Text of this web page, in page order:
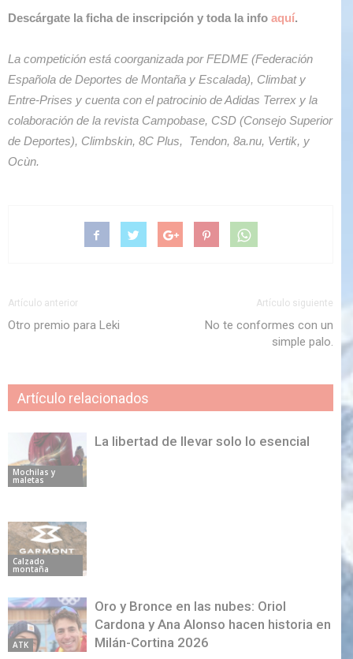
Descárgate la ficha de inscripción y toda la info aquí.
La competición está coorganizada por FEDME (Federación
Española de Deportes de Montaña y Escalada), Climbat y
Entre-Prises y cuenta con el patrocinio de Adidas Terrex y la
colaboración de la revista Campobase, CSD (Consejo Superior
de Deportes), Climbskin, 8C Plus, Tendon, 8a.nu, Vertik, y
Ocùn.
Artículo anterior
Otro premio para Leki
Artículo siguiente
No te conformes con un
simple palo.
Artículo relacionados
Mochilas y
maletas
La libertad de llevar solo lo esencial
Calzado
montaña
ATK
Oro y Bronce en las nubes: Oriol
Cardona y Ana Alonso hacen historia en
Milán-Cortina 2026